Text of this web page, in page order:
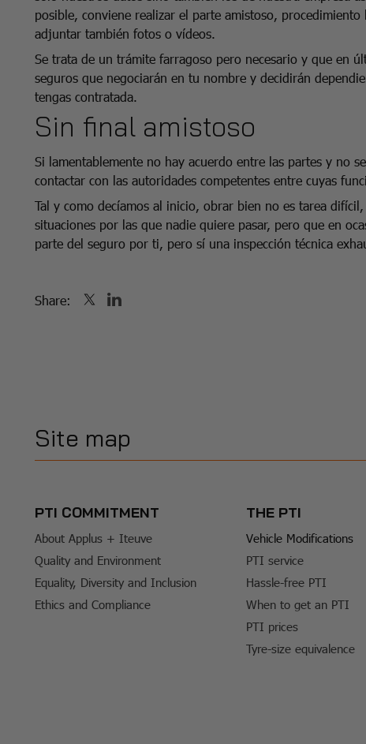
posible, conviene realizar el parte amistoso,
adjuntar también fotos o vídeos.
Se trata de un trámite farragoso pero necesario y que en
seguros que negociarán en tu nombre y decidirán
tengas contratada.
Sin final amistoso
Si lamentablemente no hay acuerdo entre las partes y no
contactar con las autoridades competentes entre cuyas
Tal y como decíamos al inicio, obrar bien no es tarea
situaciones por las que nadie quiere pasar, pero que en
parte del seguro por ti, pero sí una inspección técnica
Share:
Site map
PTI COMMITMENT
About Applus + Iteuve
Quality and Environment
Equality, Diversity and Inclusion
Ethics and Compliance
THE PTI
Vehicle Modifications
PTI service
Hassle-free PTI
When to get an PTI
PTI prices
Tyre-size equivalence